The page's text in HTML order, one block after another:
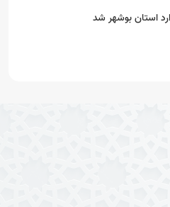
استان بوشهر شد